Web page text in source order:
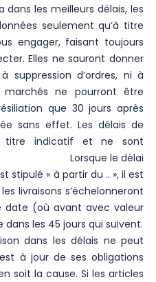
dans les meilleurs délais, les
seulement qu’à titre
engager, faisant toujours
Elles ne sauront donner
d’ordres, ni à
ne pourront être
que 30 jours après
sans effet. Les délais de
titre indicatif et ne sont
Lorsque le délai
« à partir du .. », il est
livraisons s’échelonneront
(où avant avec valeur
les 45 jours qui suivent.
dans les délais ne peut
à jour de ses obligations
soit la cause. Si les articles